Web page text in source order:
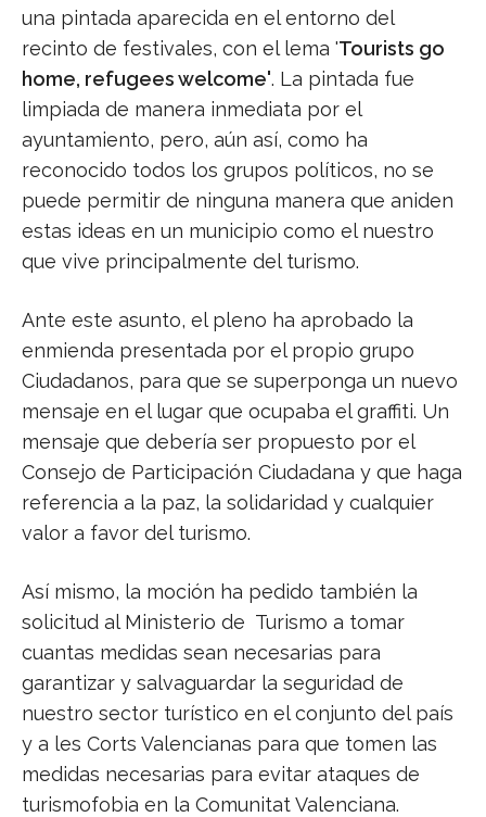
una pintada aparecida en el entorno del
recinto de festivales, con el lema 'Tourists go
home, refugees welcome'. La pintada fue
limpiada de manera inmediata por el
ayuntamiento, pero, aún así, como ha
reconocido todos los grupos políticos, no se
puede permitir de ninguna manera que aniden
estas ideas en un municipio como el nuestro
que vive principalmente del turismo.
Ante este asunto, el pleno ha aprobado la
enmienda presentada por el propio grupo
Ciudadanos, para que se superponga un nuevo
mensaje en el lugar que ocupaba el graffiti. Un
mensaje que debería ser propuesto por el
Consejo de Participación Ciudadana y que haga
referencia a la paz, la solidaridad y cualquier
valor a favor del turismo.
Así mismo, la moción ha pedido también la
solicitud al Ministerio de Turismo a tomar
cuantas medidas sean necesarias para
garantizar y salvaguardar la seguridad de
nuestro sector turístico en el conjunto del país
y a les Corts Valencianas para que tomen las
medidas necesarias para evitar ataques de
turismofobia en la Comunitat Valenciana.